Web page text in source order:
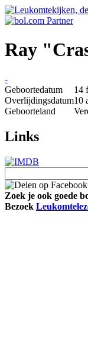
Ray
-
Geboortedatum
14
Overlijdingsdatum10
Geboorteland
Links
Zoek je ook goede
Bezoek